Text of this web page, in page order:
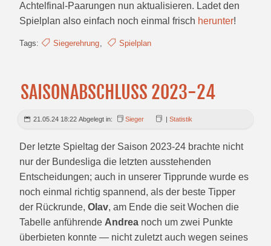
Achtelfinal-Paarungen nun aktualisieren. Ladet den
Spielplan also einfach noch einmal frisch herunter!
Tags: Siegerehrung, Spielplan
SAISONABSCHLUSS 2023-24
21.05.24 18:22 Abgelegt in: Sieger |Statistik
Der letzte Spieltag der Saison 2023-24 brachte nicht
nur der Bundesliga die letzten ausstehenden
Entscheidungen; auch in unserer Tipprunde wurde es
noch einmal richtig spannend, als der beste Tipper
der Rückrunde,Olav, am Ende die seit Wochen die
Tabelle anführende Andrea noch um zwei Punkte
überbieten konnte — nicht zuletzt auch wegen seines